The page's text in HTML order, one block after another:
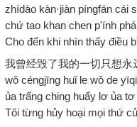
zhídào kàn·jiàn píngfán cái
chứ tao khan chen p'ính
Cho đến khi nhìn thấy điều
我曾经毁了我的一切只想永
wǒ céngjīng huǐ le wǒ de
ủa trấng ching huẩy lơ ủa
Tôi từng hủy hoại mọi thứ